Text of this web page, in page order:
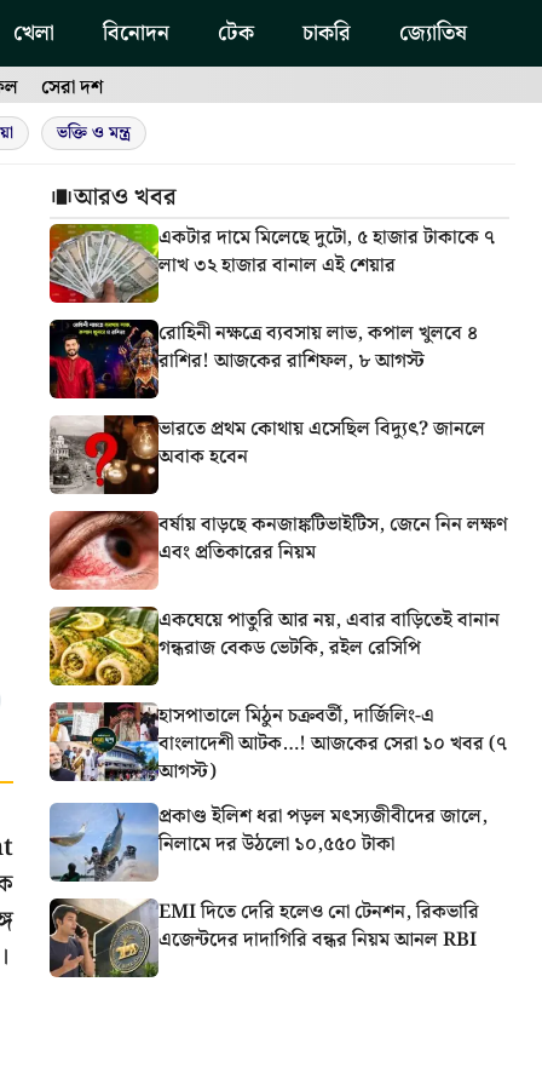
খেলা বিনোদন টেক চাকরি জ্যোতিষ
সেরা দশ
ভক্তি ও মন্ত্র
আরও খবর
একটার দামে মিলেছে দুটো, ৫ হাজার টাকাকে ৭
লাখ ৩২ হাজার বানাল এই শেয়ার
রোহিনী নক্ষত্রে ব্যবসায় লাভ, কপাল খুলবে ৪
রাশির! আজকের রাশিফল, ৮ আগস্ট
ভারতে প্রথম কোথায় এসেছিল বিদ্যুৎ? জানলে
অবাক হবেন
বর্ষায় বাড়ছে কনজাঙ্কটিভাইটিস, জেনে নিন লক্ষণ
এবং প্রতিকারের নিয়ম
একঘেয়ে পাতুরি আর নয়, এবার বাড়িতেই বানান
গন্ধরাজ বেকড ভেটকি, রইল রেসিপি
হাসপাতালে মিঠুন চক্রবর্তী, দার্জিলিং-এ
বাংলাদেশী আটক…! আজকের সেরা ১০ খবর (৭
আগস্ট)
প্রকাণ্ড ইলিশ ধরা পড়ল মৎস্যজীবীদের জালে,
নিলামে দর উঠলো ১০,৫৫০ টাকা
EMI দিতে দেরি হলেও নো টেনশন, রিকভারি
এজেন্টদের দাদাগিরি বন্ধর নিয়ম আনল RBI